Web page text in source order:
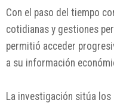
Con el paso del tiempo
cotidianas y gestiones
permitió acceder
a su información
La investigación sitúa